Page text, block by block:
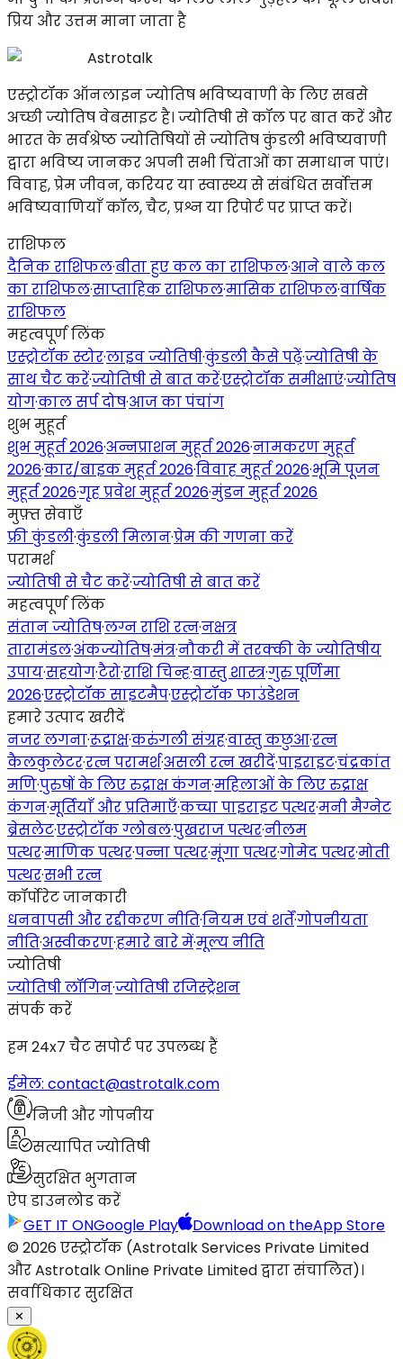
प्रिय और उत्तम माना जाता है
Astrotalk
एस्ट्रोटॉक ऑनलाइन ज्योतिष भविष्यवाणी के लिए सबसे
अच्छी ज्योतिष वेबसाइट है। ज्योतिषी से कॉल पर बात करें और
भारत के सर्वश्रेष्ठ ज्योतिषियों से ज्योतिष कुंडली भविष्यवाणी
द्वारा भविष्य जानकर अपनी सभी चिंताओं का समाधान पाएं।
विवाह, प्रेम जीवन, करियर या स्वास्थ्य से संबंधित सर्वोत्तम
भविष्यवाणियाँ कॉल, चैट, प्रश्न या रिपोर्ट पर प्राप्त करें।
राशिफल
दैनिक राशिफल·बीता हुए कल का राशिफल·आने वाले कल
का राशिफल·साप्ताहिक राशिफल·मासिक राशिफल·वार्षिक
राशिफल
महत्वपूर्ण लिंक
एस्ट्रोटॉक स्टोर·लाइव ज्योतिषी·कुंडली कैसे पढ़ें·ज्योतिषी के
साथ चैट करें·ज्योतिषी से बात करें·एस्ट्रोटॉक समीक्षाएं·ज्योतिष
योग·काल सर्प दोष·आज का पंचांग
शुभ मुहूर्त
शुभ मुहूर्त 2026·अन्नप्राशन मुहूर्त 2026·नामकरण मुहूर्त
2026·कार/बाइक मुहूर्त 2026·विवाह मुहूर्त 2026·भूमि पूजन
मुहूर्त 2026·गृह प्रवेश मुहूर्त 2026·मुंडन मुहूर्त 2026
मुफ़्त सेवाएँ
फ्री कुंडली·कुंडली मिलान·प्रेम की गणना करें
परामर्श
ज्योतिषी से चैट करें·ज्योतिषी से बात करें
महत्वपूर्ण लिंक
संतान ज्योतिष·लग्न राशि रत्न·नक्षत्र
तारामंडल·अंकज्योतिष·मंत्र·नौकरी में तरक्की के ज्योतिषीय
उपाय·सहयोग·टैरो·राशि चिन्ह·वास्तु शास्त्र·गुरु पूर्णिमा
2026·एस्ट्रोटॉक साइटमैप·एस्ट्रोटॉक फाउंडेशन
हमारे उत्पाद खरीदें
नजर लगना·रूद्राक्ष·करुंगली संग्रह·वास्तु कछुआ·रत्न
कैलकुलेटर·रत्न परामर्श·असली रत्न खरीदें·पाइराइट·चंद्रकांत
मणि·पुरुषों के लिए रुद्राक्ष कंगन·महिलाओं के लिए रुद्राक्ष
कंगन·मूर्तियाँ और प्रतिमाएँ·कच्चा पाइराइट पत्थर·मनी मैग्नेट
ब्रेसलेट·एस्ट्रोटॉक ग्लोबल·पुखराज पत्थर·नीलम
पत्थर·माणिक पत्थर·पन्ना पत्थर·मूंगा पत्थर·गोमेद पत्थर·मोती
पत्थर·सभी रत्न
कॉर्पोरेट जानकारी
धनवापसी और रद्दीकरण नीति·नियम एवं शर्तें·गोपनीयता
नीति·अस्वीकरण·हमारे बारे में·मूल्य नीति
ज्योतिषी
ज्योतिषी लॉगिन·ज्योतिषी रजिस्ट्रेशन
संपर्क करें
हम 24x7 चैट सपोर्ट पर उपलब्ध हैं
ईमेल: contact@astrotalk.com
निजी और गोपनीय
सत्यापित ज्योतिषी
सुरक्षित भुगतान
ऐप डाउनलोड करें
GET IT ONGoogle Play Download on theApp Store
© 2026 एस्ट्रोटॉक (Astrotalk Services Private Limited
और Astrotalk Online Private Limited द्वारा संचालित)।
सर्वाधिकार सुरक्षित
✕